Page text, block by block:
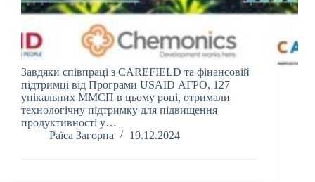
Завдяки співпраці з CAREFIELD та фінансовій
підтримці від Програми USAID АГРО, 127
унікальних ММСП в цьому році, отримали
технологічну підтримку для підвищення
продуктивності у…
Раїса Загорна
19.12.2024